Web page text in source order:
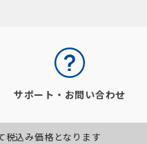
サポート・お問い合わせ
税込み価格となります